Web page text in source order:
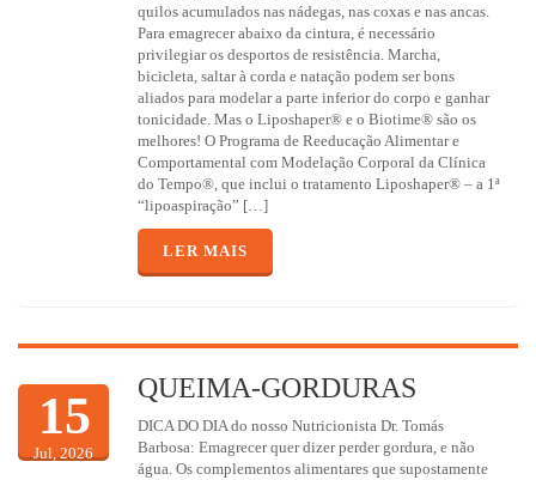
quilos acumulados nas nádegas, nas coxas e nas ancas.
Para emagrecer abaixo da cintura, é necessário
privilegiar os desportos de resistência. Marcha,
bicicleta, saltar à corda e natação podem ser bons
aliados para modelar a parte inferior do corpo e ganhar
tonicidade. Mas o Liposhaper® e o Biotime® são os
melhores! O Programa de Reeducação Alimentar e
Comportamental com Modelação Corporal da Clínica
do Tempo®, que inclui o tratamento Liposhaper® – a 1ª
“lipoaspiração” […]
LER MAIS
15
Jul, 2026
QUEIMA-GORDURAS
DICA DO DIA do nosso Nutricionista Dr. Tomás
Barbosa: Emagrecer quer dizer perder gordura, e não
água. Os complementos alimentares que supostamente